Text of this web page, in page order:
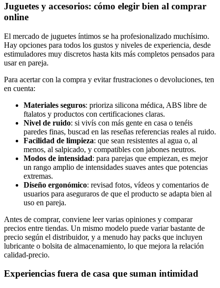
Juguetes y accesorios: cómo elegir bien al comprar
online
El mercado de juguetes íntimos se ha profesionalizado muchísimo.
Hay opciones para todos los gustos y niveles de experiencia, desde
estimuladores muy discretos hasta kits más completos pensados para
usar en pareja.
Para acertar con la compra y evitar frustraciones o devoluciones, ten
en cuenta:
Materiales seguros: prioriza silicona médica, ABS libre de
ftalatos y productos con certificaciones claras.
Nivel de ruido: si vivís con más gente en casa o tenéis
paredes finas, buscad en las reseñas referencias reales al ruido.
Facilidad de limpieza: que sean resistentes al agua o, al
menos, al salpicado, y compatibles con jabones neutros.
Modos de intensidad: para parejas que empiezan, es mejor
un rango amplio de intensidades suaves antes que potencias
extremas.
Diseño ergonómico: revisad fotos, vídeos y comentarios de
usuarios para aseguraros de que el producto se adapta bien al
uso en pareja.
Antes de comprar, conviene leer varias opiniones y comparar
precios entre tiendas. Un mismo modelo puede variar bastante de
precio según el distribuidor, y a menudo hay packs que incluyen
lubricante o bolsita de almacenamiento, lo que mejora la relación
calidad-precio.
Experiencias fuera de casa que suman intimidad